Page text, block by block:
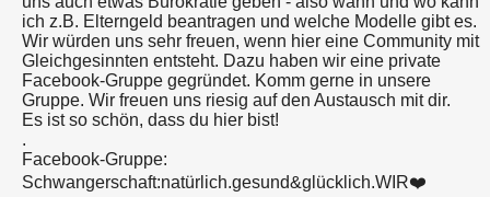
ich z.B. Elterngeld beantragen und welche Modelle gibt es.
Wir würden uns sehr freuen, wenn hier eine Community mit
Gleichgesinnten entsteht. Dazu haben wir eine private
Facebook-Gruppe gegründet. Komm gerne in unsere
Gruppe. Wir freuen uns riesig auf den Austausch mit dir.
Es ist so schön, dass du hier bist!
.
Facebook-Gruppe:
Schwangerschaft:natürlich.gesund&glücklich.WIR❤️